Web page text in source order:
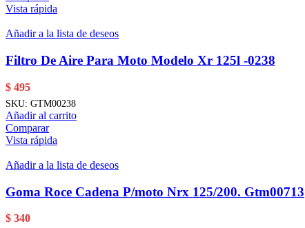
Vista rápida
Añadir a la lista de deseos
Filtro De Aire Para Moto Modelo Xr 125l -0238
$ 495
SKU: GTM00238
Añadir al carrito
Comparar
Vista rápida
Añadir a la lista de deseos
Goma Roce Cadena P/moto Nrx 125/200. Gtm00713
$ 340